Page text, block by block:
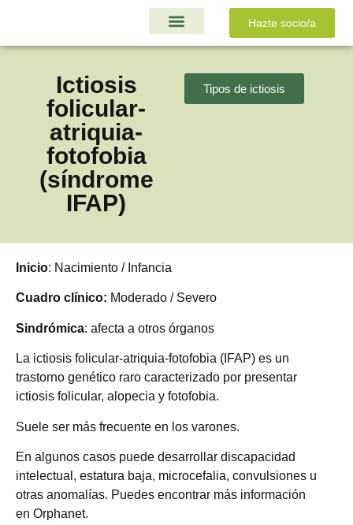
Hazte socio/a
Ictiosis
folicular-
atriquia-
fotofobia
(síndrome
IFAP)
Tipos de ictiosis
Inicio: Nacimiento / Infancia
Cuadro clínico: Moderado / Severo
Sindrómica: afecta a otros órganos
La ictiosis folicular-atriquia-fotofobia (IFAP) es un
trastorno genético raro caracterizado por presentar
ictiosis folicular, alopecia y fotofobia.
Suele ser más frecuente en los varones.
En algunos casos puede desarrollar discapacidad
intelectual, estatura baja, microcefalia, convulsiones u
otras anomalías. Puedes encontrar más información
en Orphanet.